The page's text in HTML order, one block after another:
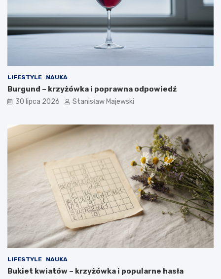
LIFESTYLE NAUKA
Burgund – krzyżówka i poprawna odpowiedź
30 lipca 2026 Stanisław Majewski
LIFESTYLE NAUKA
Bukiet kwiatów – krzyżówka i popularne hasła